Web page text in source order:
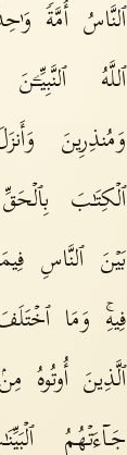
ٱلنَّاسُ أُمَّةࣰ وَ
ٱللَّهُ
وَمُنذِرِینَ
ٱلۡكِتَـٰبَ
بَیۡنَ ٱلنَّاسِ
فِیهِۚ وَمَا
ٱلَّذِینَ أُوتُوهُ
جَاۤءَتۡهُمُ